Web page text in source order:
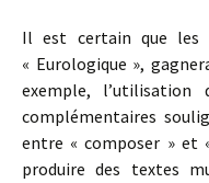
Il est certain que les
« Eurologique »,
exemple,
complémentaires
entre « composer » et
produire des textes